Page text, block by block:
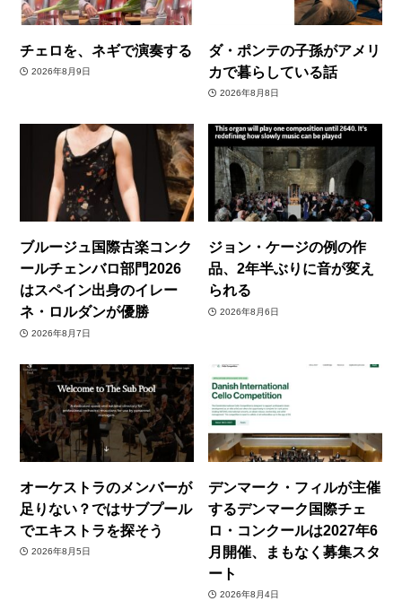
チェロを、ネギで演奏する
2026年8月9日
ダ・ポンテの子孫がアメリ
カで暮らしている話
2026年8月8日
ブルージュ国際古楽コンク
ールチェンバロ部門2026
はスペイン出身のイレー
ネ・ロルダンが優勝
2026年8月7日
ジョン・ケージの例の作
品、2年半ぶりに音が変え
られる
2026年8月6日
オーケストラのメンバーが
足りない？ではサブプール
でエキストラを探そう
2026年8月5日
デンマーク・フィルが主催
するデンマーク国際チェ
ロ・コンクールは2027年6
月開催、まもなく募集スタ
ート
2026年8月4日